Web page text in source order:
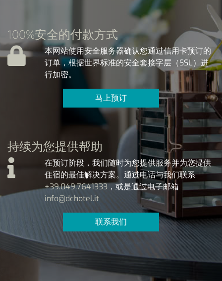
100%安全的付款方式
本网站使用安全服务器确认您通过信用卡预订的
订单，根据世界标准的安全套接字层（SSL）进
行加密。
马上预订
持续为您提供帮助
在预订阶段，我们随时为您提供服务并为您提供
住宿的最佳解决方案。通过电话与我们联系
+39.049.7641333，或是通过电子邮箱
info@dchotel.it
联系我们